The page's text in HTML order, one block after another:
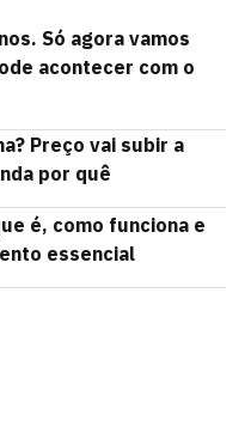
Só agora vamos
acontecer com o
Preço vai subir a
por quê
é, como funciona e
essencial